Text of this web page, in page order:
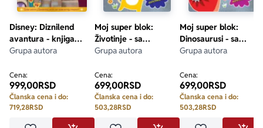
Disney: Diznilend
avantura - knjiga
aktivnosti sa
Grupa autora
Cena:
999,00RSD
Članska cena i do:
719,28RSD
Moj super blok:
Životinje - sa
nalepnicama
Grupa autora
Cena:
699,00RSD
Članska cena i do:
503,28RSD
Moj super blok:
Dinosaurusi - sa
nalepnicama
Grupa autora
Cena:
699,00RSD
Članska cena i do:
503,28RSD